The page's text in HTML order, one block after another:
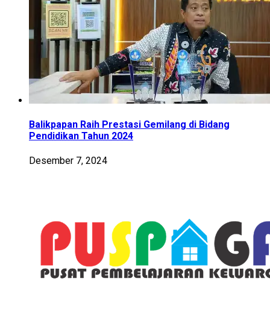
Balikpapan Raih Prestasi Gemilang di Bidang
Pendidikan Tahun 2024
Desember 7, 2024